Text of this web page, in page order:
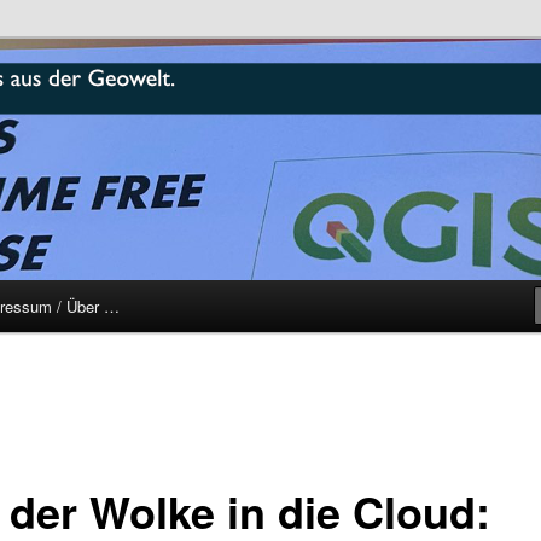
/ Über …
Wolke in die Cloud: